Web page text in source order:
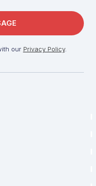
our Privacy Policy.